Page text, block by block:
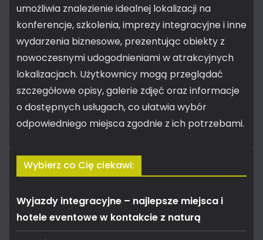
umożliwia znalezienie idealnej lokalizacji na
konferencje, szkolenia, imprezy integracyjne i inne
wydarzenia biznesowe, prezentując obiekty z
nowoczesnymi udogodnieniami w atrakcyjnych
lokalizacjach. Użytkownicy mogą przeglądać
szczegółowe opisy, galerie zdjęć oraz informacje
o dostępnych usługach, co ułatwia wybór
odpowiedniego miejsca zgodnie z ich potrzebami.
Wybierz co Cię ciekawi:
Wyjazdy integracyjne – najlepsze miejsca i
hotele eventowe w kontakcie z naturą